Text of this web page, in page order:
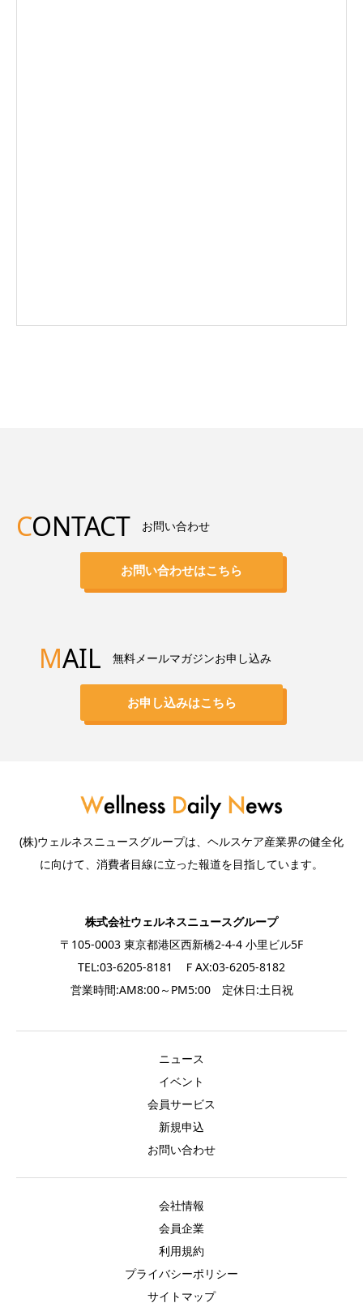
CONTACT お問い合わせ
お問い合わせはこちら
MAIL 無料メールマガジンお申し込み
お申し込みはこちら
(株)ウェルネスニュースグループは、ヘルスケア産業界の健全化
に向けて、消費者目線に立った報道を目指しています。
株式会社ウェルネスニュースグループ
〒105-0003 東京都港区西新橋2-4-4 小里ビル5F
TEL:03-6205-8181 ＦAX:03-6205-8182
営業時間:AM8:00～PM5:00 定休日:土日祝
ニュース
イベント
会員サービス
新規申込
お問い合わせ
会社情報
会員企業
利用規約
プライバシーポリシー
サイトマップ